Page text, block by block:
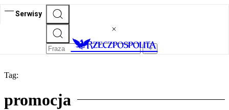
Serwisy
Tag:
promocja